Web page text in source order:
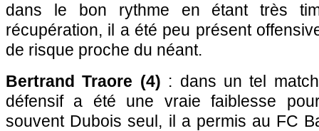
dans le bon rythme en étant très
récupération, il a été peu présent
de risque proche du néant.
Bertrand Traore (4) : dans un tel
défensif a été une vraie faiblesse
souvent Dubois seul, il a permis au FC